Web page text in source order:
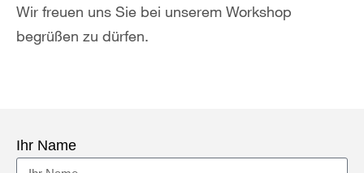
Wir freuen uns Sie bei unserem Workshop
begrüßen zu dürfen.
Ihr Name